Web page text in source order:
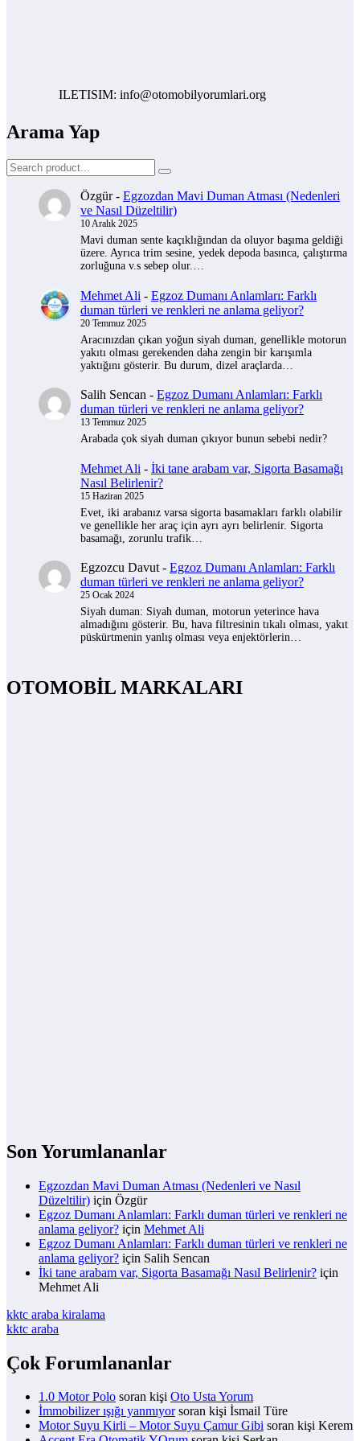
ILETISIM: info@otomobilyorumlari.org
Arama Yap
Özgür- Egzozdan Mavi Duman Atması (Nedenleri
ve Nasıl Düzeltilir)
10 Aralık 2025
Mavi duman sente kaçıklığından da oluyor başıma geldiği
üzere. Ayrıca trim sesine, yedek depoda basınca, çalıştırma
zorluğuna v.s sebep olur.…
Mehmet Ali - Egzoz Dumanı Anlamları: Farklı
duman türleri ve renkleri ne anlama geliyor?
20 Temmuz 2025
Aracınızdan çıkan yoğun siyah duman, genellikle motorun
yakıtı olması gerekenden daha zengin bir karışımla
yaktığını gösterir. Bu durum, dizel araçlarda…
Salih Sencan - Egzoz Dumanı Anlamları: Farklı
duman türleri ve renkleri ne anlama geliyor?
13 Temmuz 2025
Arabada çok siyah duman çıkıyor bunun sebebi nedir?
Mehmet Ali - İki tane arabam var, Sigorta Basamağı
Nasıl Belirlenir?
15 Haziran 2025
Evet, iki arabanız varsa sigorta basamakları farklı olabilir
ve genellikle her araç için ayrı ayrı belirlenir. Sigorta
basamağı, zorunlu trafik…
Egzozcu Davut - Egzoz Dumanı Anlamları: Farklı
duman türleri ve renkleri ne anlama geliyor?
25 Ocak 2024
Siyah duman: Siyah duman, motorun yeterince hava
almadığını gösterir. Bu, hava filtresinin tıkalı olması, yakıt
püskürtmenin yanlış olması veya enjektörlerin…
OTOMOBİL MARKALARI
Son Yorumlananlar
Egzozdan Mavi Duman Atması (Nedenleri ve Nasıl
Düzeltilir) için Özgür
Egzoz Dumanı Anlamları: Farklı duman türleri ve renkleri ne
anlama geliyor? için Mehmet Ali
Egzoz Dumanı Anlamları: Farklı duman türleri ve renkleri ne
anlama geliyor? için Salih Sencan
İki tane arabam var, Sigorta Basamağı Nasıl Belirlenir? için
Mehmet Ali
kktc araba kiralama
kktc araba
Çok Forumlananlar
1.0 Motor Polo soran kişi Oto Usta Yorum
İmmobilizer ışığı yanmıyorsoran kişi İsmail Türe
Motor Suyu Kirli – Motor Suyu Çamur Gibi soran kişi Kerem